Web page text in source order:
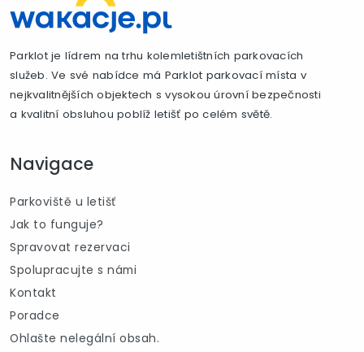
Parklot je lídrem na trhu kolemletištních parkovacích
služeb. Ve své nabídce má Parklot parkovací místa v
nejkvalitnějších objektech s vysokou úrovní bezpečnosti
a kvalitní obsluhou poblíž letišť po celém světě.
Navigace
Parkoviště u letišť
Jak to funguje?
Spravovat rezervaci
Spolupracujte s námi
Kontakt
Poradce
Ohlašte nelegální obsah.